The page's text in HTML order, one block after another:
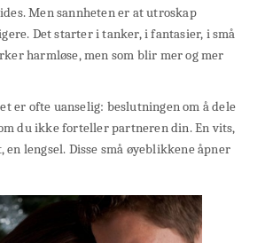
Men sannheten er at utroskap
Det starter i tanker, i fantasier, i små
harmløse, men som blir mer og mer
er ofte uanselig: beslutningen om å dele
du ikke forteller partneren din. En vits,
en lengsel. Disse små øyeblikkene åpner